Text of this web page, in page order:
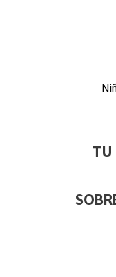
TU